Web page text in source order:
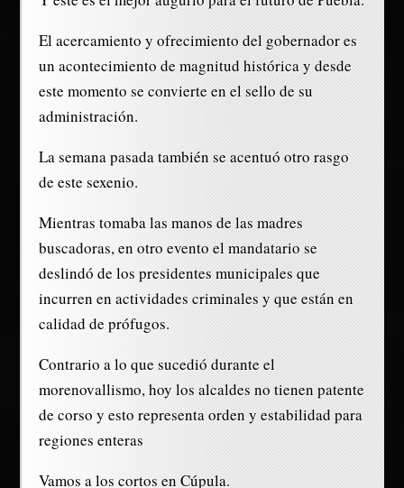
El acercamiento y ofrecimiento del gobernador es
un acontecimiento de magnitud histórica y desde
este momento se convierte en el sello de su
administración.
La semana pasada también se acentuó otro rasgo
de este sexenio.
Mientras tomaba las manos de las madres
buscadoras, en otro evento el mandatario se
deslindó de los presidentes municipales que
incurren en actividades criminales y que están en
calidad de prófugos.
Contrario a lo que sucedió durante el
morenovallismo, hoy los alcaldes no tienen patente
de corso y esto representa orden y estabilidad para
regiones enteras
Vamos a los cortos en Cúpula.